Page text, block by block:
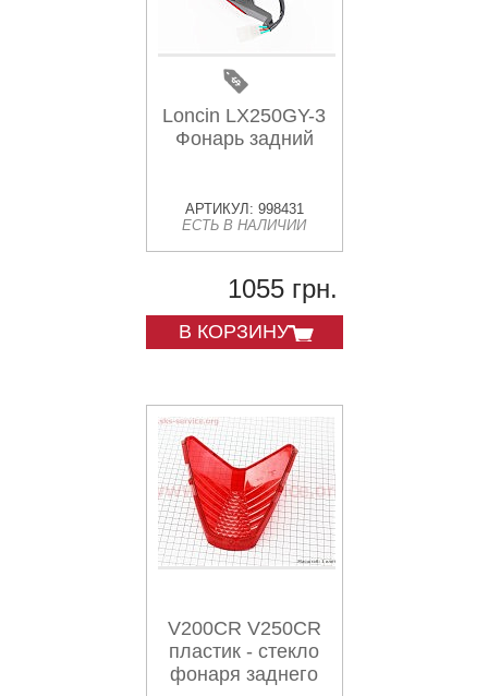
Loncin LX250GY-3
Фонарь задний
АРТИКУЛ: 998431
ЕСТЬ В НАЛИЧИИ
1055 грн.
В КОРЗИНУ
V200CR V250CR
пластик - стекло
фонаря заднего